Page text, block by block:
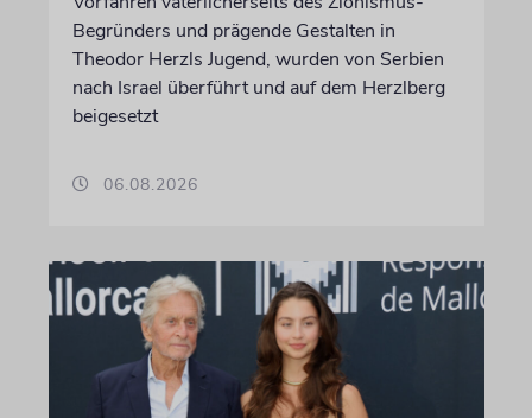
Begründers und prägende Gestalten in
Theodor Herzls Jugend, wurden von Serbien
nach Israel überführt und auf dem Herzlberg
beigesetzt
06.08.2026